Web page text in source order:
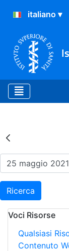
Ricerca
Voci Risorse
Qualsiasi
Contenuto